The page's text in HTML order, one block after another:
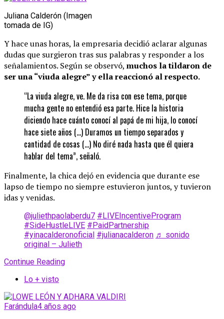
Juliana Calderón (Imagen
tomada de IG)
Y hace unas horas, la empresaria decidió aclarar algunas
dudas que surgieron tras sus palabras y responder a los
señalamientos. Según se observó, muchos la tildaron de
ser una “viuda alegre” y ella reaccionó al respecto.
“La viuda alegre, ve. Me da risa con ese tema, porque
mucha gente no entendió esa parte. Hice la historia
diciendo hace cuánto conocí al papá de mi hija, lo conocí
hace siete años (…) Duramos un tiempo separados y
cantidad de cosas (…) No diré nada hasta que él quiera
hablar del tema”, señaló.
Finalmente, la chica dejó en evidencia que durante ese
lapso de tiempo no siempre estuvieron juntos, y tuvieron
idas y venidas.
@juliethpaolaberdu7 #LIVEIncentiveProgram
#SideHustleLIVE #PaidPartnership
#yinacalderonoficial #julianacalderon ♬ sonido
original – Julieth
Continue Reading
Lo + visto
Farándula4 años ago